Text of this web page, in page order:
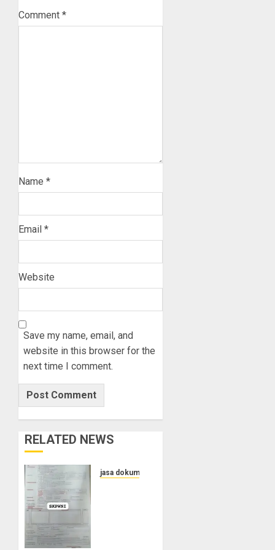
Comment *
Name *
Email *
Website
Save my name, email, and
website in this browser for the
next time I comment.
RELATED NEWS
jasa dokumen